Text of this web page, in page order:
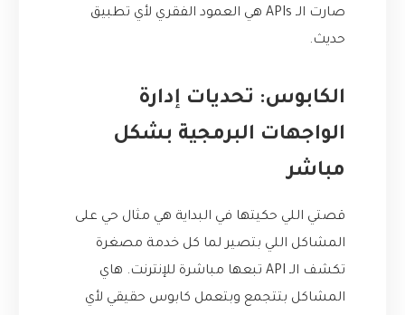
صارت الـ APIs هي العمود الفقري لأي تطبيق
حديث.
الكابوس: تحديات إدارة
الواجهات البرمجية بشكل
مباشر
قصتي اللي حكيتها في البداية هي مثال حي على
المشاكل اللي بتصير لما كل خدمة مصغرة
تكشف الـ API تبعها مباشرة للإنترنت. هاي
المشاكل بتتجمع وبتعمل كابوس حقيقي لأي